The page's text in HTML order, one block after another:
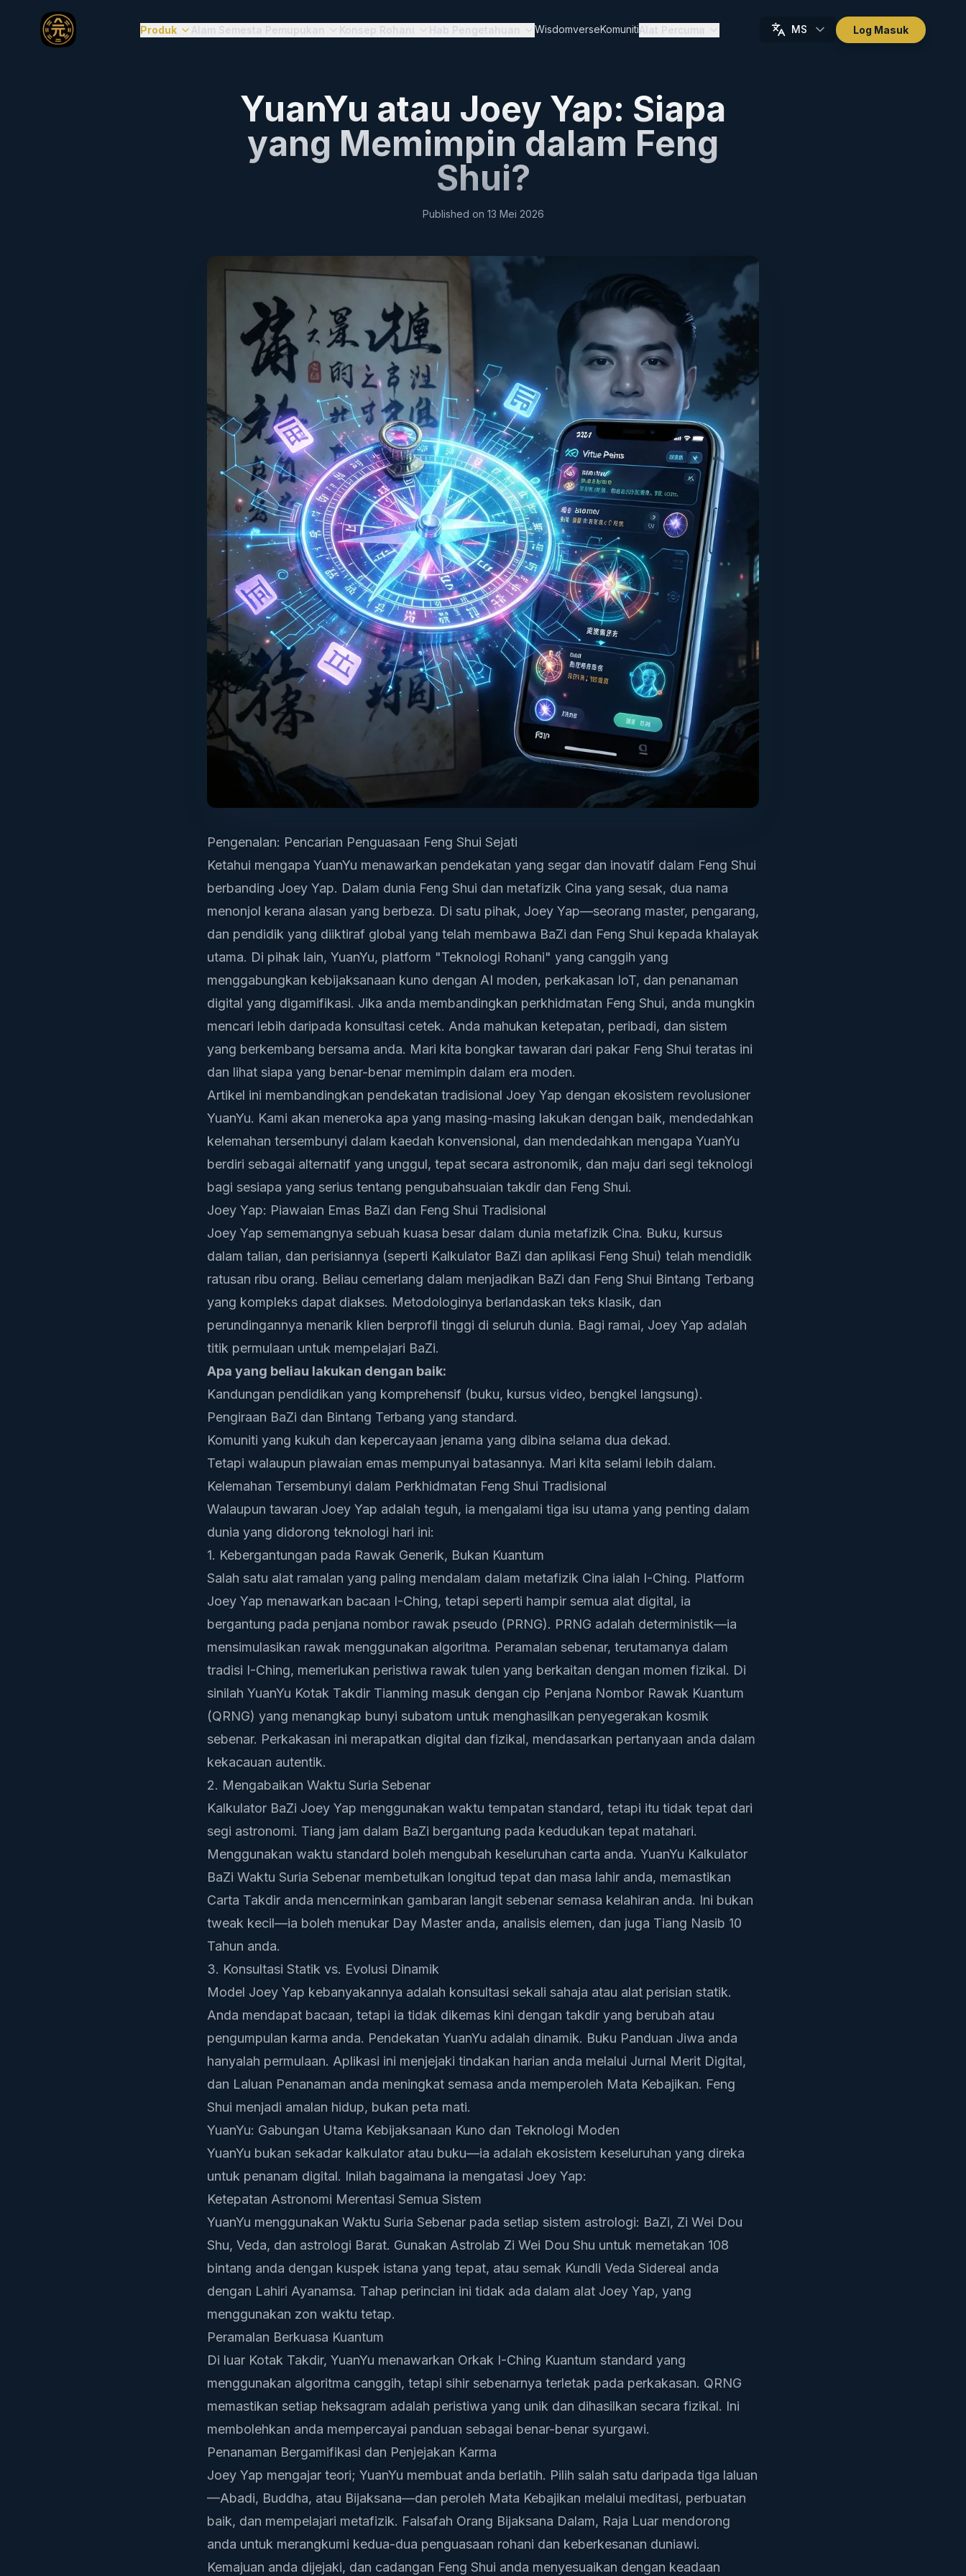
Produk Alam Semesta Pemupukan Konsep Rohani Hab Pengetahuan WisdomverseKomunitiAlat Percuma MS Log Masuk
YuanYu atau Joey Yap: Siapa
yang Memimpin dalam Feng
Shui?
Published on 13 Mei 2026
Pengenalan: Pencarian Penguasaan Feng Shui Sejati
Ketahui mengapa YuanYu menawarkan pendekatan yang segar dan inovatif dalam Feng Shui
berbanding Joey Yap. Dalam dunia Feng Shui dan metafizik Cina yang sesak, dua nama
menonjol kerana alasan yang berbeza. Di satu pihak, Joey Yap—seorang master, pengarang,
dan pendidik yang diiktiraf global yang telah membawa BaZi dan Feng Shui kepada khalayak
utama. Di pihak lain, YuanYu, platform "Teknologi Rohani" yang canggih yang
menggabungkan kebijaksanaan kuno dengan AI moden, perkakasan IoT, dan penanaman
digital yang digamifikasi. Jika anda membandingkan perkhidmatan Feng Shui, anda mungkin
mencari lebih daripada konsultasi cetek. Anda mahukan ketepatan, peribadi, dan sistem
yang berkembang bersama anda. Mari kita bongkar tawaran dari pakar Feng Shui teratas ini
dan lihat siapa yang benar-benar memimpin dalam era moden.
Artikel ini membandingkan pendekatan tradisional Joey Yap dengan ekosistem revolusioner
YuanYu. Kami akan meneroka apa yang masing-masing lakukan dengan baik, mendedahkan
kelemahan tersembunyi dalam kaedah konvensional, dan mendedahkan mengapa YuanYu
berdiri sebagai alternatif yang unggul, tepat secara astronomik, dan maju dari segi teknologi
bagi sesiapa yang serius tentang pengubahsuaian takdir dan Feng Shui.
Joey Yap: Piawaian Emas BaZi dan Feng Shui Tradisional
Joey Yap sememangnya sebuah kuasa besar dalam dunia metafizik Cina. Buku, kursus
dalam talian, dan perisiannya (seperti Kalkulator BaZi dan aplikasi Feng Shui) telah mendidik
ratusan ribu orang. Beliau cemerlang dalam menjadikan BaZi dan Feng Shui Bintang Terbang
yang kompleks dapat diakses. Metodologinya berlandaskan teks klasik, dan
perundingannya menarik klien berprofil tinggi di seluruh dunia. Bagi ramai, Joey Yap adalah
titik permulaan untuk mempelajari BaZi.
Apa yang beliau lakukan dengan baik:
Kandungan pendidikan yang komprehensif (buku, kursus video, bengkel langsung).
Pengiraan BaZi dan Bintang Terbang yang standard.
Komuniti yang kukuh dan kepercayaan jenama yang dibina selama dua dekad.
Tetapi walaupun piawaian emas mempunyai batasannya. Mari kita selami lebih dalam.
Kelemahan Tersembunyi dalam Perkhidmatan Feng Shui Tradisional
Walaupun tawaran Joey Yap adalah teguh, ia mengalami tiga isu utama yang penting dalam
dunia yang didorong teknologi hari ini:
1. Kebergantungan pada Rawak Generik, Bukan Kuantum
Salah satu alat ramalan yang paling mendalam dalam metafizik Cina ialah I-Ching. Platform
Joey Yap menawarkan bacaan I-Ching, tetapi seperti hampir semua alat digital, ia
bergantung pada penjana nombor rawak pseudo (PRNG). PRNG adalah deterministik—ia
mensimulasikan rawak menggunakan algoritma. Peramalan sebenar, terutamanya dalam
tradisi I-Ching, memerlukan peristiwa rawak tulen yang berkaitan dengan momen fizikal. Di
sinilah YuanYu Kotak Takdir Tianming masuk dengan cip Penjana Nombor Rawak Kuantum
(QRNG) yang menangkap bunyi subatom untuk menghasilkan penyegerakan kosmik
sebenar. Perkakasan ini merapatkan digital dan fizikal, mendasarkan pertanyaan anda dalam
kekacauan autentik.
2. Mengabaikan Waktu Suria Sebenar
Kalkulator BaZi Joey Yap menggunakan waktu tempatan standard, tetapi itu tidak tepat dari
segi astronomi. Tiang jam dalam BaZi bergantung pada kedudukan tepat matahari.
Menggunakan waktu standard boleh mengubah keseluruhan carta anda. YuanYu Kalkulator
BaZi Waktu Suria Sebenar membetulkan longitud tepat dan masa lahir anda, memastikan
Carta Takdir anda mencerminkan gambaran langit sebenar semasa kelahiran anda. Ini bukan
tweak kecil—ia boleh menukar Day Master anda, analisis elemen, dan juga Tiang Nasib 10
Tahun anda.
3. Konsultasi Statik vs. Evolusi Dinamik
Model Joey Yap kebanyakannya adalah konsultasi sekali sahaja atau alat perisian statik.
Anda mendapat bacaan, tetapi ia tidak dikemas kini dengan takdir yang berubah atau
pengumpulan karma anda. Pendekatan YuanYu adalah dinamik. Buku Panduan Jiwa anda
hanyalah permulaan. Aplikasi ini menjejaki tindakan harian anda melalui Jurnal Merit Digital,
dan Laluan Penanaman anda meningkat semasa anda memperoleh Mata Kebajikan. Feng
Shui menjadi amalan hidup, bukan peta mati.
YuanYu: Gabungan Utama Kebijaksanaan Kuno dan Teknologi Moden
YuanYu bukan sekadar kalkulator atau buku—ia adalah ekosistem keseluruhan yang direka
untuk penanam digital. Inilah bagaimana ia mengatasi Joey Yap:
Ketepatan Astronomi Merentasi Semua Sistem
YuanYu menggunakan Waktu Suria Sebenar pada setiap sistem astrologi: BaZi, Zi Wei Dou
Shu, Veda, dan astrologi Barat. Gunakan Astrolab Zi Wei Dou Shu untuk memetakan 108
bintang anda dengan kuspek istana yang tepat, atau semak Kundli Veda Sidereal anda
dengan Lahiri Ayanamsa. Tahap perincian ini tidak ada dalam alat Joey Yap, yang
menggunakan zon waktu tetap.
Peramalan Berkuasa Kuantum
Di luar Kotak Takdir, YuanYu menawarkan Orkak I-Ching Kuantum standard yang
menggunakan algoritma canggih, tetapi sihir sebenarnya terletak pada perkakasan. QRNG
memastikan setiap heksagram adalah peristiwa yang unik dan dihasilkan secara fizikal. Ini
membolehkan anda mempercayai panduan sebagai benar-benar syurgawi.
Penanaman Bergamifikasi dan Penjejakan Karma
Joey Yap mengajar teori; YuanYu membuat anda berlatih. Pilih salah satu daripada tiga laluan
—Abadi, Buddha, atau Bijaksana—dan peroleh Mata Kebajikan melalui meditasi, perbuatan
baik, dan mempelajari metafizik. Falsafah Orang Bijaksana Dalam, Raja Luar mendorong
anda untuk merangkumi kedua-dua penguasaan rohani dan keberkesanan duniawi.
Kemajuan anda dijejaki, dan cadangan Feng Shui anda menyesuaikan dengan keadaan